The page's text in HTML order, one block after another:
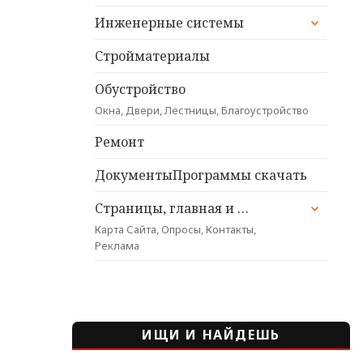
Инженерные системы
раскрыть
Стройматериалы
Обустройство
Окна, Двери, Лестницы, Благоустройство
Ремонт
ДокументыПрограммы скачать
Страницы, главная и …
Карта Сайта, Опросы, Контакты,
Реклама
раскрыть
ИЩИ И НАЙДЕШЬ